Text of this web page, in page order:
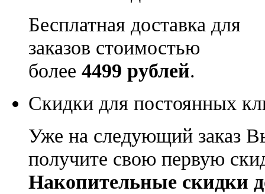
Бесплатная доставка для
заказов стоимостью
более 4499 рублей.
Скидки для постоянных
Уже на следующий заказ
получите свою первую
Накопительные скидки